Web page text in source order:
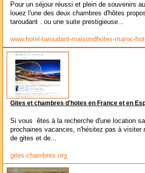
Pour un séjour réussi et plein de souvenirs
louez l'une des deux chambres d'hôtes
taroudant . ou une suite prestigieuse...
www.hotel-taroudant-maisondhotes-maroc-
Gites et chambres d'hotes en France et en
Si vous êtes à la recherche d'une location
prochaines vacances, n'hésitez pas à visiter
de gites et de...
gites-chambres.org